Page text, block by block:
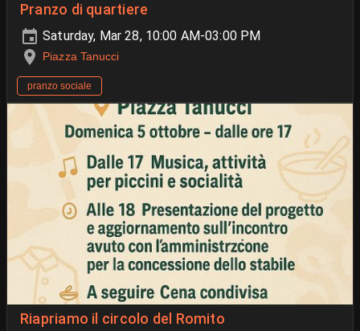
Pranzo di quartiere
Saturday, Mar 28, 10:00 AM-03:00 PM
Piazza Tanucci
pranzo sociale
Riapriamo il circolo del Romito